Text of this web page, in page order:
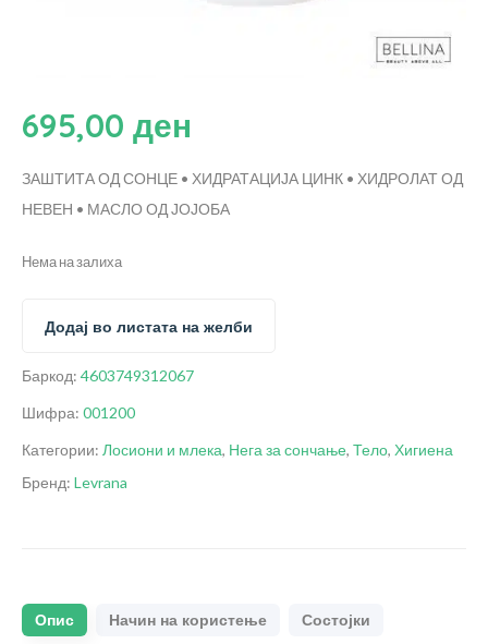
695,00 ден
ЗАШТИТА ОД СОНЦЕ • ХИДРАТАЦИЈА ЦИНК • ХИДРОЛАТ ОД
НЕВЕН • МАСЛО ОД ЈОЈОБА
Нема на залиха
Додај во листата на желби
Баркод: 4603749312067
Шифра: 001200
Категории: Лосиони и млека, Нега за сончање, Тело, Хигиена
Бренд: Levrana
Опис Начин на користење Состојки